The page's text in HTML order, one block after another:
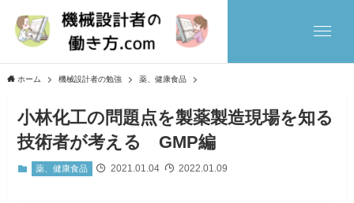
ホーム 機械設計者の勉強 薬、健康食品
小林化工の問題点を製薬製造現場を知る
技術者が考える GMP編
薬、健康食品 2021.01.04 2022.01.09